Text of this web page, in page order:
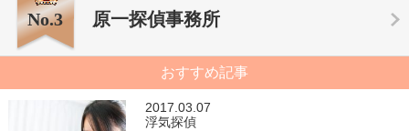
No.3 原一探偵事務所
おすすめ記事
2017.03.07
浮気探偵